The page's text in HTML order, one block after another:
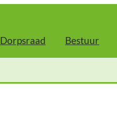
Dorpsraad Bestuur